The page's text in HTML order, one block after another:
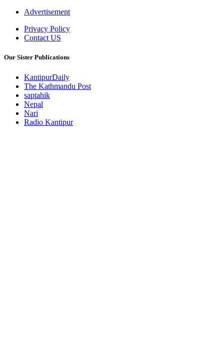
Advertisement
Privacy Policy
Contact US
Our Sister Publications
KantipurDaily
The Kathmandu Post
saptahik
Nepal
Nari
Radio Kantipur